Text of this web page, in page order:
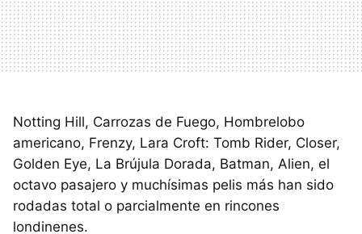
Notting Hill, Carrozas de Fuego, Hombrelobo
americano, Frenzy, Lara Croft: Tomb Rider, Closer,
Golden Eye, La Brújula Dorada, Batman, Alien, el
octavo pasajero y muchísimas pelis más han sido
rodadas total o parcialmente en rincones
londinenes.